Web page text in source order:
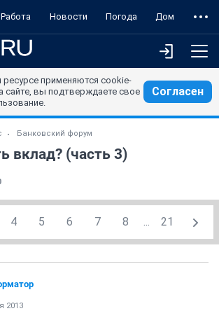
Работа Новости Погода Дом
применяются cookie-
сайте, вы подтверждаете свое
Согласен
Банковский форум
вклад? (часть 3)
4 5 6 7 8 ... 21
2013